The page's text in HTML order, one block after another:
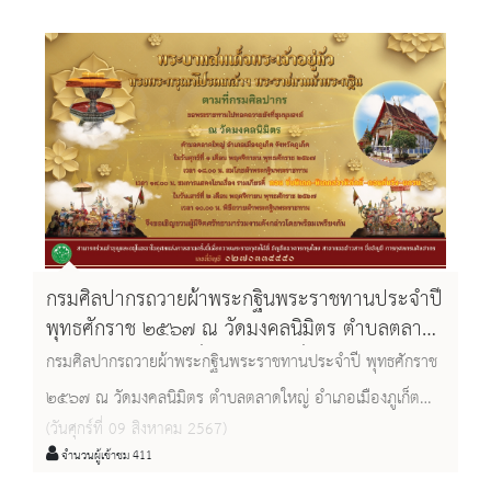
กรมศิลปากรถวายผ้าพระกฐินพระราชทานประจำปี
พุทธศักราช ๒๕๖๗ ณ วัดมงคลนิมิตร ตำบลตลาด
ใหญ่ อำเภอเมืองภูเก็ต จังหวัดภูเก็ต
กรมศิลปากรถวายผ้าพระกฐินพระราชทานประจำปี พุทธศักราช
๒๕๖๗ ณ วัดมงคลนิมิตร ตำบลตลาดใหญ่ อำเภอเมืองภูเก็ต
จังหวัดภูเก็ต ในวันเสาร์ที่ ๒ พฤศจิกายน พุทธศักราช ๒๕๖๗ .
ด้วยพระบาทสมเด็จพระเจ้าอยู่หัว ทรงพระกรุณาโปรดเกล้าฯ
(วันศุกร์ที่ 09 สิงหาคม 2567)
จำนวนผู้เข้าชม 411